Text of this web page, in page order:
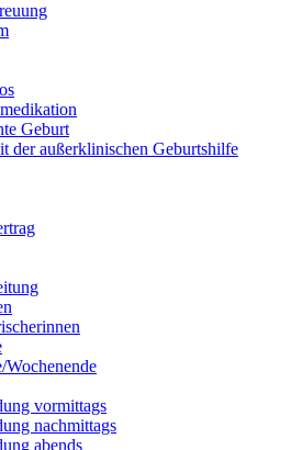
Geburt
der außerklinischen Geburtshilfe
Wochenende
vormittags
nachmittags
abends